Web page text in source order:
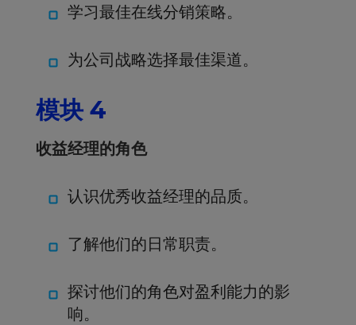
学习最佳在线分销策略。
为公司战略选择最佳渠道。
模块 4
收益经理的角色
认识优秀收益经理的品质。
了解他们的日常职责。
探讨他们的角色对盈利能力的影
响。